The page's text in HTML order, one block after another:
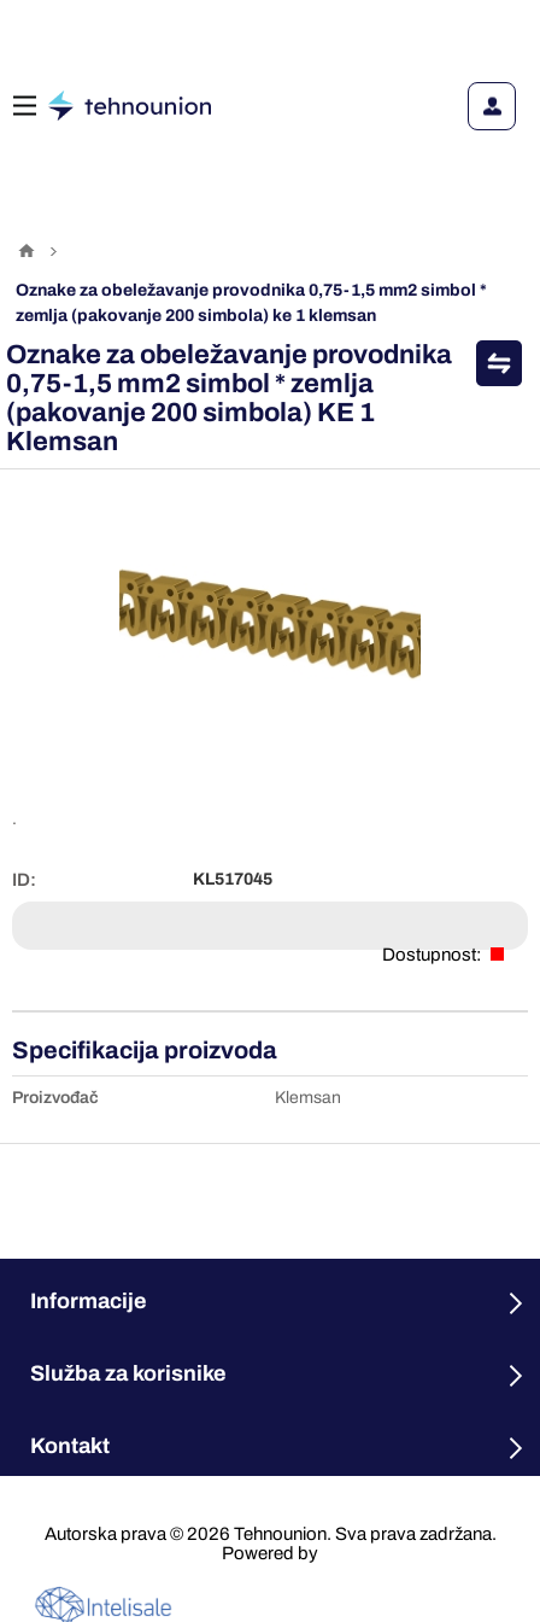
oznake za obeležavanje provodnika 0,75-1,5 mm2 simbol *
zemlja (pakovanje 200 simbola) ke 1 klemsan
Oznake za obeležavanje provodnika
0,75-1,5 mm2 simbol * zemlja
(pakovanje 200 simbola) KE 1
Klemsan
.
ID: KL517045
Dostupnost:
Specifikacija proizvoda
Proizvođač Klemsan
Informacije
Služba za korisnike
Kontakt
Autorska prava © 2026 Tehnounion. Sva prava zadržana.
Powered by